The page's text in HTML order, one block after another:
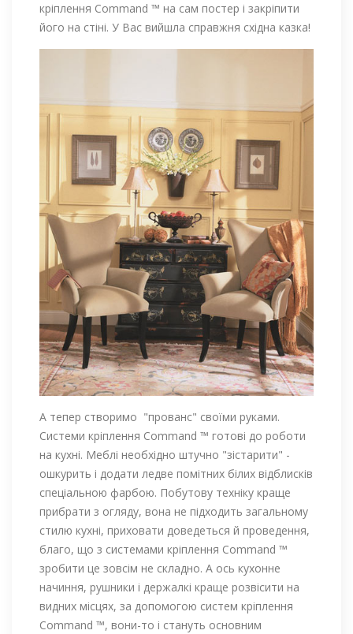
кріплення Command ™ на сам постер і закріпити
його на стіні. У Вас вийшла справжня східна казка!
А тепер створимо "прованс" своїми руками.
Системи кріплення Command ™ готові до роботи
на кухні. Меблі необхідно штучно "зістарити" -
ошкурить і додати ледве помітних білих відблисків
спеціальною фарбою. Побутову техніку краще
прибрати з огляду, вона не підходить загальному
стилю кухні, приховати доведеться й проведення,
благо, що з системами кріплення Command ™
зробити це зовсім не складно. А ось кухонне
начиння, рушники і держалкі краще розвісити на
видних місцях, за допомогою систем кріплення
Command ™, вони-то і стануть основним